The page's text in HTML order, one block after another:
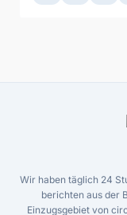
Wir haben täglich 24
berichten aus der
Einzugsgebiet von